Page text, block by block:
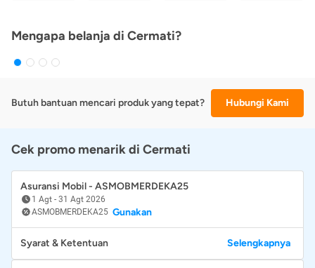
Mengapa belanja di Cermati?
Butuh bantuan mencari produk yang tepat? Hubungi Kami
Cek promo menarik di Cermati
Asuransi Mobil - ASMOBMERDEKA25
1 Agt - 31 Agt 2026
ASMOBMERDEKA25 Gunakan
Syarat & Ketentuan Selengkapnya